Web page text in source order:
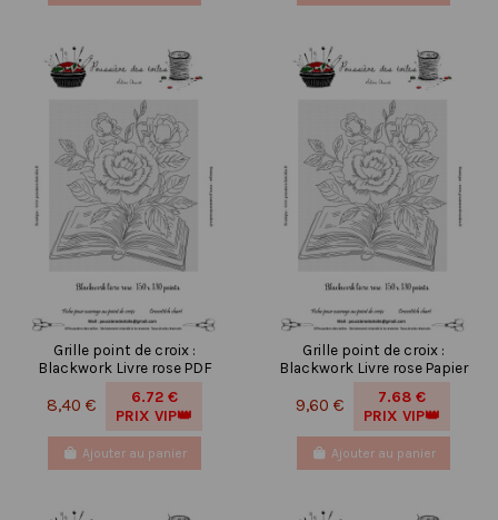
Grille point de croix :
Blackwork Livre rose PDF
8,40 €
6.72 €
PRIX VIP👑
Ajouter au panier
Grille point de croix :
Blackwork Livre rose Papier
9,60 €
7.68 €
PRIX VIP👑
Ajouter au panier